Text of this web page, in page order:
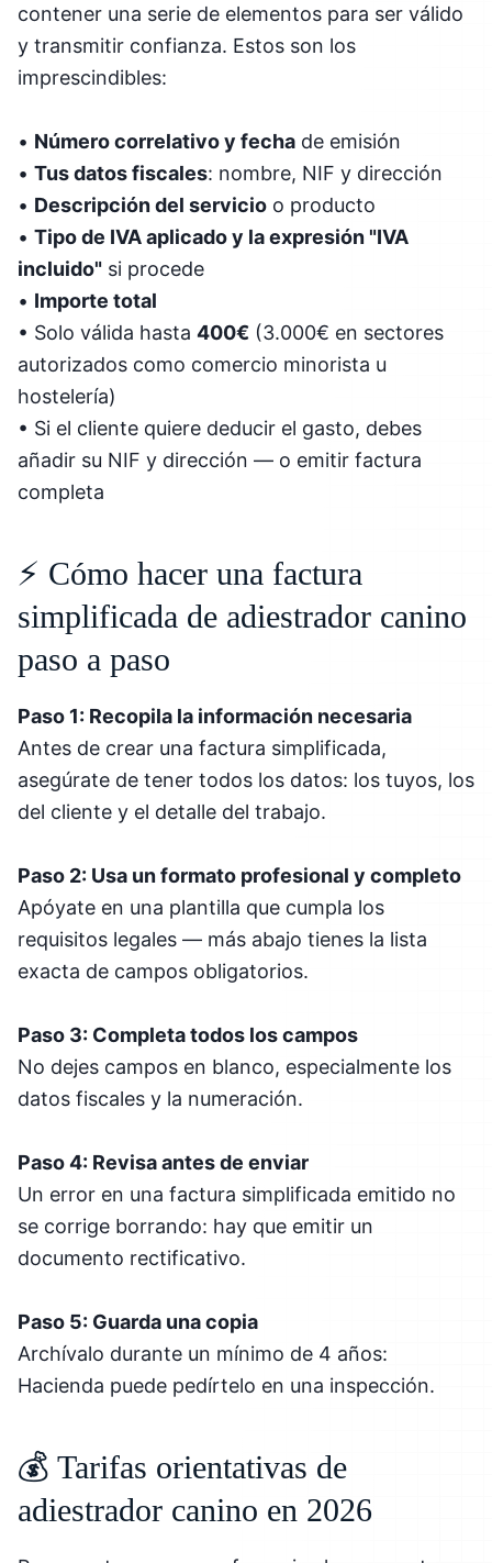
contener una serie de elementos para ser válido
y transmitir confianza. Estos son los
imprescindibles:
• Número correlativo y fecha de emisión
• Tus datos fiscales: nombre, NIF y dirección
• Descripción del servicio o producto
• Tipo de IVA aplicado y la expresión "IVA
incluido" si procede
• Importe total
• Solo válida hasta 400€ (3.000€ en sectores
autorizados como comercio minorista u
hostelería)
• Si el cliente quiere deducir el gasto, debes
añadir su NIF y dirección — o emitir factura
completa
⚡ Cómo hacer una factura
simplificada de adiestrador canino
paso a paso
Paso 1: Recopila la información necesaria
Antes de crear una factura simplificada,
asegúrate de tener todos los datos: los tuyos, los
del cliente y el detalle del trabajo.
Paso 2: Usa un formato profesional y completo
Apóyate en una plantilla que cumpla los
requisitos legales — más abajo tienes la lista
exacta de campos obligatorios.
Paso 3: Completa todos los campos
No dejes campos en blanco, especialmente los
datos fiscales y la numeración.
Paso 4: Revisa antes de enviar
Un error en una factura simplificada emitido no
se corrige borrando: hay que emitir un
documento rectificativo.
Paso 5: Guarda una copia
Archívalo durante un mínimo de 4 años:
Hacienda puede pedírtelo en una inspección.
💰 Tarifas orientativas de
adiestrador canino en 2026